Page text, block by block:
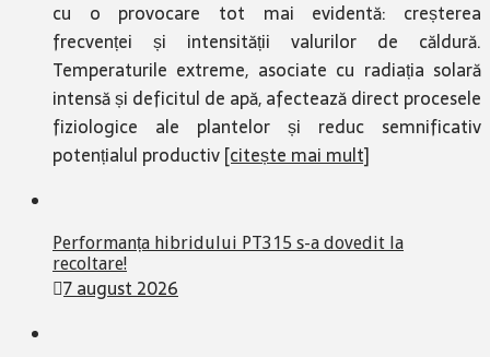
cu o provocare tot mai evidentă: creșterea
frecvenței și intensității valurilor de căldură.
Temperaturile extreme, asociate cu radiația solară
intensă și deficitul de apă, afectează direct procesele
fiziologice ale plantelor și reduc semnificativ
potențialul productiv[citește mai mult]
Performanța hibridului PT315 s-a dovedit la
recoltare!
7 august 2026